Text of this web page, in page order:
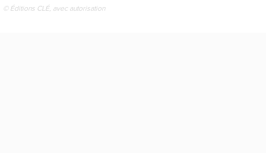
© Éditions CLÉ, avec autorisation